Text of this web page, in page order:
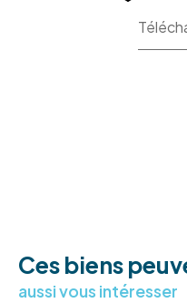
Ces biens
aussi vous intéresser